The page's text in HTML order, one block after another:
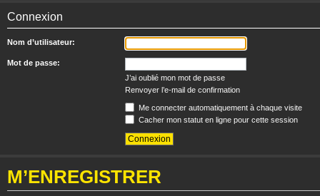
Connexion
Nom d’utilisateur:
Mot de passe:
J’ai oublié mon mot de passe
Renvoyer l’e-mail de confirmation
Me connecter automatiquement à chaque visite
Cacher mon statut en ligne pour cette session
M’ENREGISTRER